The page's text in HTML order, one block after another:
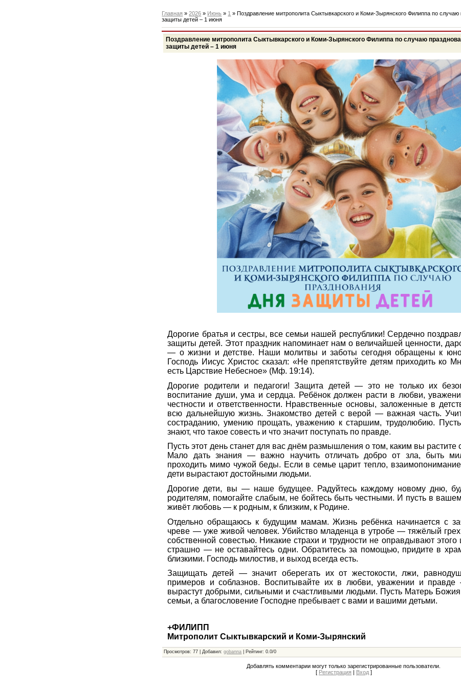
Главная »2026 » Июнь » 1 » Поздравление митрополита Сыктывкарского и Коми-Зырянского Филиппа по случаю
защиты детей – 1 июня
Поздравление митрополита Сыктывкарского и Коми-Зырянского Филиппа по случаю
защиты детей – 1 июня
Дорогие братья и сестры, все семьи нашей республики! Сердечно
защиты детей. Этот праздник напоминает нам о величайшей ценности,
— о жизни и детстве. Наши молитвы и заботы сегодня обращены к
Господь Иисус Христос сказал: «Не препятствуйте детям приходить ко
есть Царствие Небесное» (Мф. 19:14).
Дорогие родители и педагоги! Защита детей — это не только их
воспитание души, ума и сердца. Ребёнок должен расти в любви,
честности и ответственности. Нравственные основы, заложенные в
всю дальнейшую жизнь. Знакомство детей с верой — важная часть.
состраданию, умению прощать, уважению к старшим, трудолюбию.
знают, что такое совесть и что значит поступать по правде.
Пусть этот день станет для вас днём размышления о том, каким вы растите
Мало дать знания — важно научить отличать добро от зла, быть
проходить мимо чужой беды. Если в семье царит тепло,
дети вырастают достойными людьми.
Дорогие дети, вы — наше будущее. Радуйтесь каждому новому дню,
родителям, помогайте слабым, не бойтесь быть честными. И пусть в
живёт любовь — к родным, к близким, к Родине.
Отдельно обращаюсь к будущим мамам. Жизнь ребёнка начинается с
чреве — уже живой человек. Убийство младенца в утробе — тяжёлый
собственной совестью. Никакие страхи и трудности не оправдывают
страшно — не оставайтесь одни. Обратитесь за помощью, придите в
близкими. Господь милостив, и выход всегда есть.
Защищать детей — значит оберегать их от жестокости, лжи,
примеров и соблазнов. Воспитывайте их в любви, уважении и
вырастут добрыми, сильными и счастливыми людьми. Пусть Матерь
семьи, а благословение Господне пребывает с вами и вашими детьми.
+ФИЛИПП
Митрополит Сыктывкарский и Коми-Зырянский
Просмотров: 77 Добавил: gobanna Рейтинг: 0.0/0
Добавлять комментарии могут только зарегистрированные пользователи.
[ Регистрация | Вход]